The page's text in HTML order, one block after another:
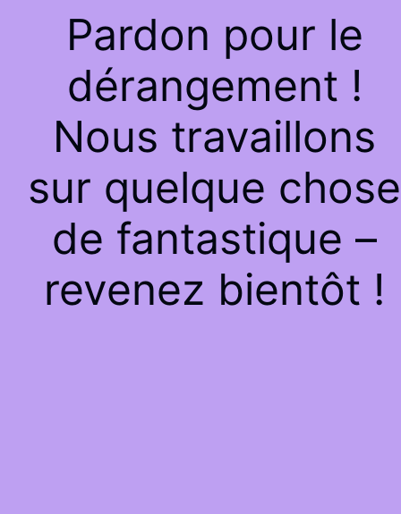
Pardon pour le
dérangement !
Nous travaillons
sur quelque chose
de fantastique –
revenez bientôt !